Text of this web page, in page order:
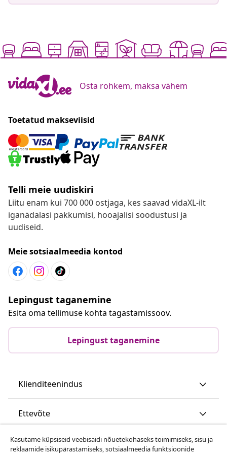
Osta rohkem, maksa vähem
Toetatud makseviisid
Telli meie uudiskiri
Liitu enam kui 700 000 ostjaga, kes saavad vidaXL-ilt
iganädalasi pakkumisi, hooajalisi soodustusi ja
uudiseid.
Meie sotsiaalmeedia kontod
Lepingust taganemine
Esita oma tellimuse kohta tagastamissoov.
Lepingust taganemine
Klienditeenindus
Ettevõte
vidaXL
Kasutame küpsiseid veebisaidi nõuetekohaseks toimimiseks, sisu ja
reklaamide isikupärastamiseks, sotsiaalmeedia funktsioonide